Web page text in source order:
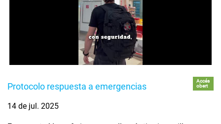
Protocolo respuesta a emergencias
Accés
obert
14 de jul. 2025